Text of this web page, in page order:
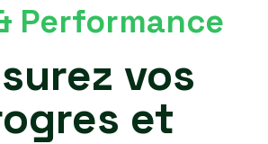
Performance
vos
et